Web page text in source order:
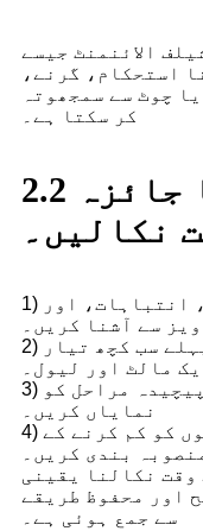
الائنمنٹ جیسے
استحکام، گرنے،
چوٹ سے سمجھوتہ
کر سکتا ہے۔
2.2 ٹپ: ہدایات کا جائزہ
نکالیں۔
1) انتباہات، اور
سے آشنا کریں۔
2) سب کچھ تیار
مالٹ اور لیول۔
3) مراحل کو
نمایاں کریں۔
4) کو کم کرنے کے
بندی کریں۔
وقت نکالنا یقینی
اور محفوظ طریقے
سے جمع ہوئی ہے۔